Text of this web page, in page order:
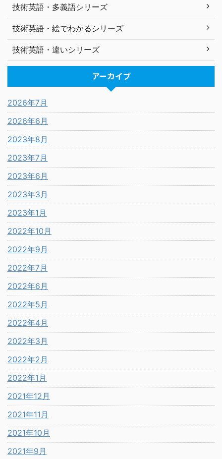
技術英語・多義語シリーズ
技術英語・絵でわかるシリーズ
技術英語・違いシリーズ
アーカイブ
2026年7月
2026年6月
2023年8月
2023年7月
2023年6月
2023年3月
2023年1月
2022年10月
2022年9月
2022年7月
2022年6月
2022年5月
2022年4月
2022年3月
2022年2月
2022年1月
2021年12月
2021年11月
2021年10月
2021年9月